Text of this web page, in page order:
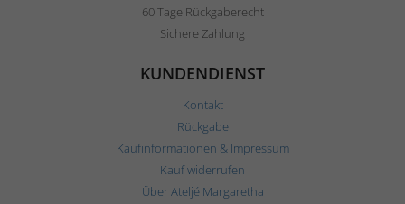
60 Tage Rückgaberecht
Sichere Zahlung
KUNDENDIENST
Kontakt
Rückgabe
Kaufinformationen & Impressum
Kauf widerrufen
Über Ateljé Margaretha